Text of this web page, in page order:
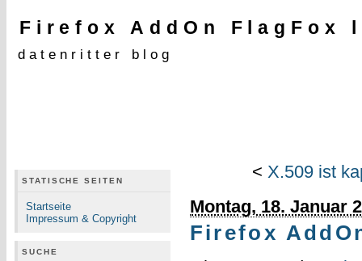
Firefox AddOn FlagFox
datenritter blog
STATISCHE SEITEN
Startseite
Impressum & Copyright
SUCHE
< X.509 ist
Montag, 18. Januar
Firefox